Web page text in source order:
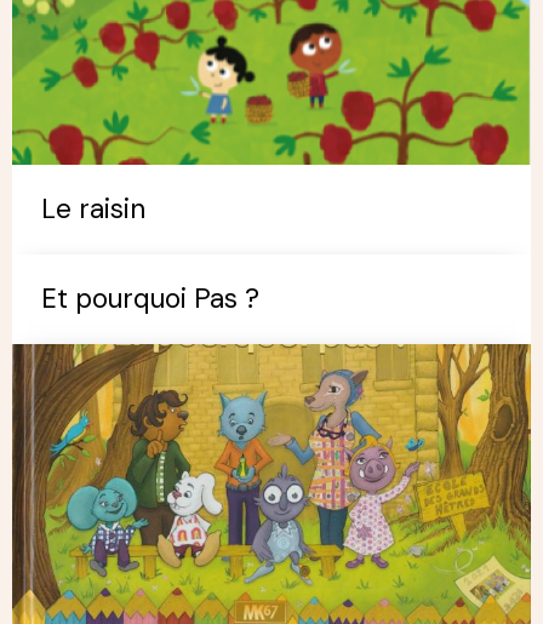
Le raisin
Et pourquoi Pas ?